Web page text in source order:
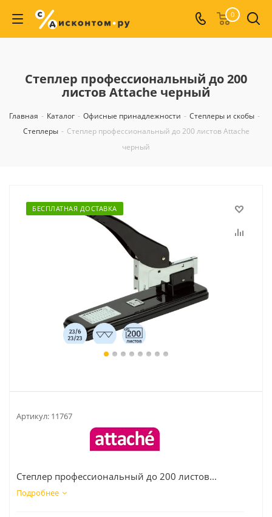
0
Степлер профессиональный до 200
листов Attache черный
Главная - Каталог - Офисные принадлежности - Степлеры и скобы -
Степлеры - Степлер профессиональный до 200 листов Attache
черный
БЕСПЛАТНАЯ ДОСТАВКА
Артикул: 11767
Степлер профессиональный до 200 листов...
Подробнее